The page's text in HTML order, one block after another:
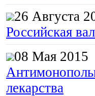
26 Августа
Российская
08 Мая 2015
лекарства